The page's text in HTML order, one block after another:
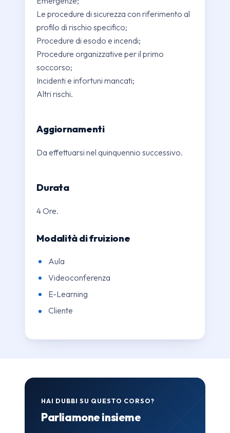
Le procedure di sicurezza con riferimento al
profilo di rischio specifico;
Procedure di esodo e incendi;
Procedure organizzative per il primo
soccorso;
Incidenti e infortuni mancati;
Altri rischi.
Aggiornamenti
Da effettuarsi nel quinquennio successivo.
Durata
4 Ore.
Modalità di fruizione
Aula
Videoconferenza
E-Learning
Cliente
HAI DUBBI SU QUESTO CORSO?
Parliamone insieme